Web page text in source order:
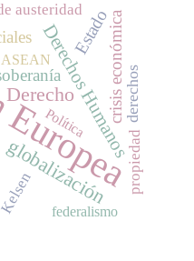
globalización
DerechoDerechos Humanos
crisis económica
Estado
derechos
austeridad
propiedad
Kelsen federalismo
Política
ASEAN